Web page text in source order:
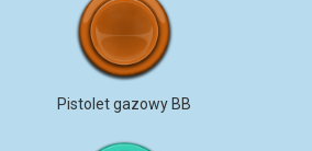
Pistolet gazowy BB